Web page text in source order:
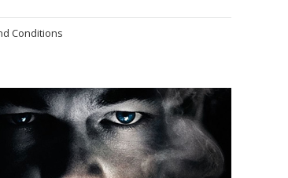
Conditions